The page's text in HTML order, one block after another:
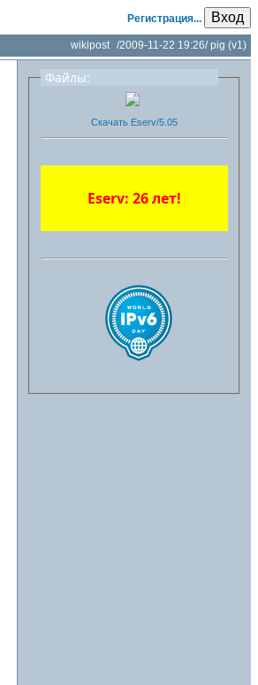
Регистрация... Вход
wikipost /2009-11-22 19:26/pig (v1)
Файлы:
Скачать Eserv/5.05
Eserv: 26 лет!